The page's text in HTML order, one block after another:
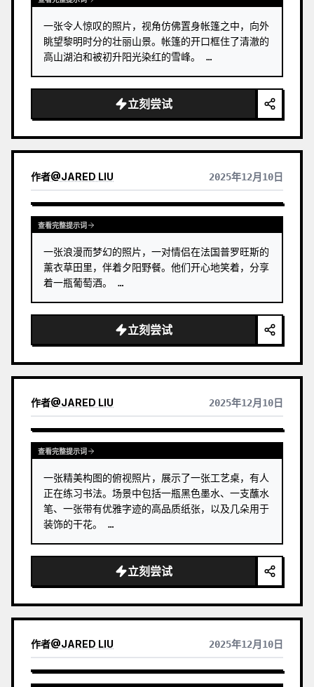
一张令人惊叹的照片，视角仿佛置身帐篷之中，向外
眺望黎明时分的壮丽山景。帐篷的开口框住了清澈的
高山湖泊和被初升阳光染红的雪峰。 …
立刻尝试
作者@JARED LIU 2025年12月10日
查看完整提示词
一张浪漫而梦幻的照片，一对情侣在法国普罗旺斯的
薰衣草田里，伴着夕阳野餐。他们开心地笑着，分享
着一瓶葡萄酒。 …
立刻尝试
作者@JARED LIU 2025年12月10日
查看完整提示词
一张精美构图的俯视照片，展示了一张工艺桌，有人
正在练习书法。场景中包括一瓶黑色墨水、一支蘸水
笔、一张带有优雅字迹的高品质纸张，以及几朵用于
装饰的干花。 …
立刻尝试
作者@JARED LIU 2025年12月10日